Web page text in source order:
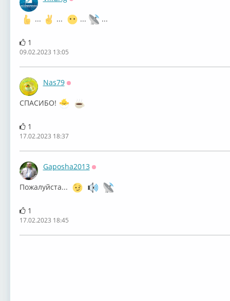
...
... ... ...
1
09.02.2023 13:05
Nas79
СПАСИБО!
1
17.02.2023 18:37
Gaposha2013
Пожалуйста...
1
17.02.2023 18:45